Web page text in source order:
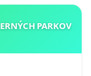
PARKOV